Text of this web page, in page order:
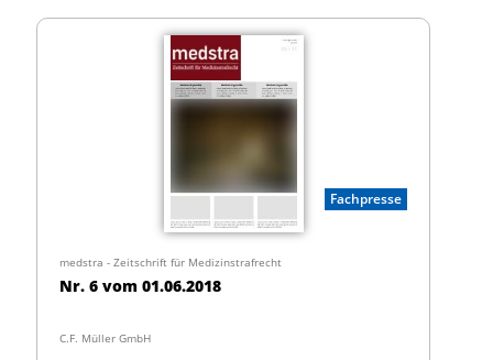
Fachpresse
medstra - Zeitschrift für Medizinstrafrecht
Nr. 6 vom 01.06.2018
C.F. Müller GmbH